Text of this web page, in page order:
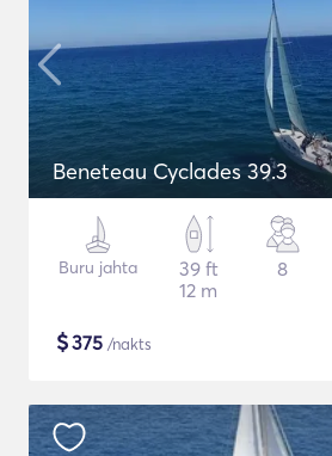
Beneteau Cyclades 39.3
Buru jahta
39 ft
12 m
8
$375 /nakts